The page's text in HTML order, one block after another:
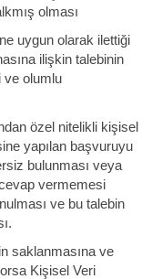
olması
uygun olarak ilettiği
ilişkin talebinin
ve olumlu
özel nitelikli kişisel
yapılan başvuruyu
bulunması veya
vermemesi
ve bu talebin
ve
Kişisel Veri